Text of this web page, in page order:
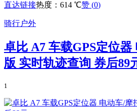
直达链接热度：614 ℃赞 (0)
骑行户外
卓比 A7 车载GPS定位器
版 实时轨迹查询 券后89
1